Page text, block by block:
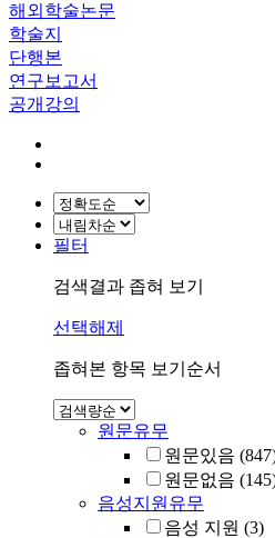
해외학술논문
학술지
단행본
연구보고서
공개강의
필터
검색결과 좁혀 보기
선택해제
좁혀본 항목 보기순서
원문유무
원문있음
원문없음
음성지원유무
음성 지원 (3)